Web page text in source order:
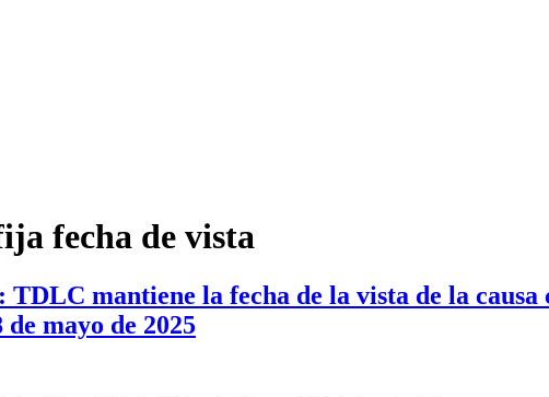
fecha de vista
TDLC mantiene la fecha de la vista de la
mayo de 2025